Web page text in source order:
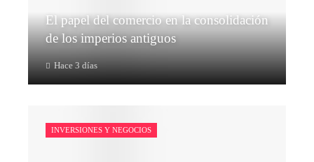
El papel del comercio en la consolidación
de los imperios antiguos
Hace 3 días
INVERSIONES Y NEGOCIOS